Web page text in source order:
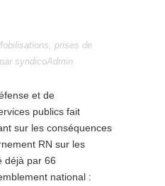
, prises de
par syndicoAdmin.
et de
publics fait
sur les conséquences
RN sur les
déjà par 66
national :